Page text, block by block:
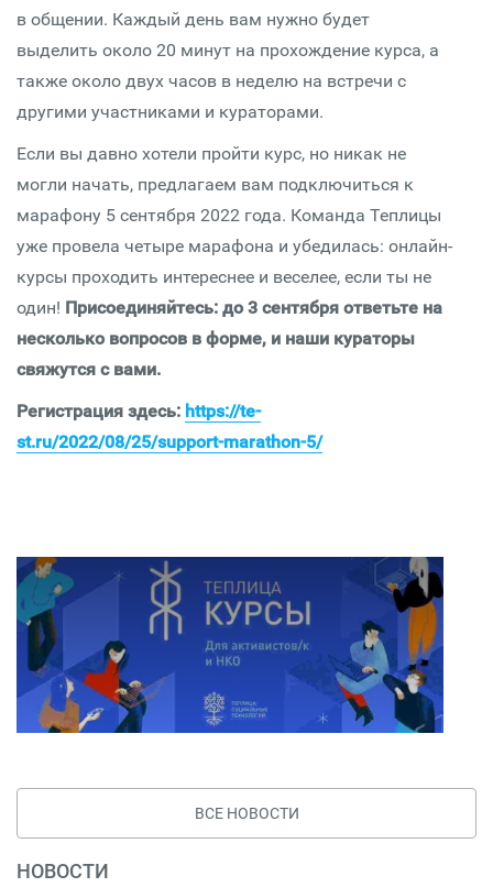
в общении. Каждый день вам нужно будет
выделить около 20 минут на прохождение курса, а
также около двух часов в неделю на встречи с
другими участниками и кураторами.
Если вы давно хотели пройти курс, но никак не
могли начать, предлагаем вам подключиться к
марафону 5 сентября 2022 года. Команда Теплицы
уже провела четыре марафона и убедилась: онлайн-
курсы проходить интереснее и веселее, если ты не
один! Присоединяйтесь: до 3 сентября ответьте на
несколько вопросов в форме, и наши кураторы
свяжутся с вами.
Регистрация здесь: https://te-
st.ru/2022/08/25/support-marathon-5/
ВСЕ НОВОСТИ
НОВОСТИ